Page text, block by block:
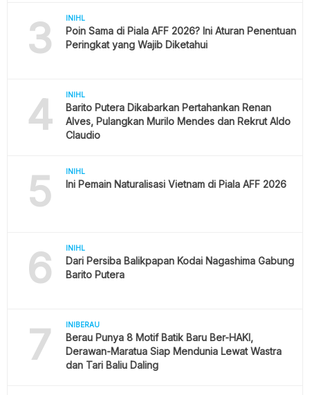
3 INIHL
Poin Sama di Piala AFF 2026? Ini Aturan Penentuan
Peringkat yang Wajib Diketahui
4 INIHL
Barito Putera Dikabarkan Pertahankan Renan
Alves, Pulangkan Murilo Mendes dan Rekrut Aldo
Claudio
5 INIHL
Ini Pemain Naturalisasi Vietnam di Piala AFF 2026
6 INIHL
Dari Persiba Balikpapan Kodai Nagashima Gabung
Barito Putera
7 INIBERAU
Berau Punya 8 Motif Batik Baru Ber-HAKI,
Derawan-Maratua Siap Mendunia Lewat Wastra
dan Tari Baliu Daling